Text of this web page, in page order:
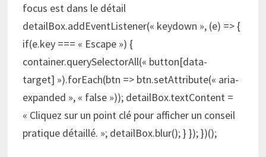
focus est dans le détail
detailBox.addEventListener(« keydown », (e) => {
if(e.key === « Escape ») {
container.querySelectorAll(« button[data-
target] »).forEach(btn => btn.setAttribute(« aria-
expanded », « false »)); detailBox.textContent =
« Cliquez sur un point clé pour afficher un conseil
pratique détaillé. »; detailBox.blur(); } }); })();